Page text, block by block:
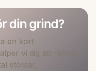
din grind?
en kort
vi dig att räkna
stolpar,